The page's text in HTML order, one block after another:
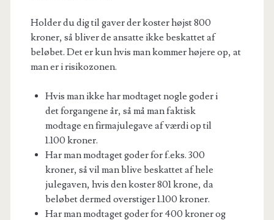
Holder du dig til gaver der koster højst 800
kroner, så bliver de ansatte ikke beskattet af
beløbet. Det er kun hvis man kommer højere op, at
man er i risikozonen.
Hvis man ikke har modtaget nogle goder i
det forgangene år, så må man faktisk
modtage en firmajulegave af værdi op til
1.100 kroner.
Har man modtaget goder for f.eks. 300
kroner, så vil man blive beskattet af hele
julegaven, hvis den koster 801 krone, da
beløbet dermed overstiger 1.100 kroner.
Har man modtaget goder for 400 kroner og